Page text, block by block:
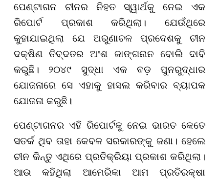
ପେଣ୍ଟାଗନ ଚୀନର ନିହତ ସ୍ୱାର୍ଥକୁ ନେଇ ଏକ
ରିପୋର୍ଟ ପ୍ରକାଶ କରିଥିଲା। ଯେଉଁଥିରେ
କୁହାଯାଇଥିଲା ଯେ ଅରୁଣାଚଳ ପ୍ରଦେଶକୁ ଚୀନ
ଦକ୍ଷିଣ ତିବ୍ଦତର ଅଂଶ ଜାଙ୍ଗନାନ ବୋଲି ଦାବି
କରୁଛି। ୨୦୪୯ ସୁଦ୍ଧା ଏକ ବଡ଼ ପୁନରୁଦ୍ଧାର
ଯୋଜନାରେ ସେ ଏହାକୁ ହାସଲ କରିବାର ବ୍ୟାପକ
ଯୋଜନା କରୁଛି।
ପେଣ୍ଟାଗନର ଏହି ରିପୋର୍ଟକୁ ନେଇ ଭାରତ କେତେ
ସତର୍କ ଥିବ ତାହା କେବଳ ସରକାରଙ୍କୁ ଜଣା। ହେଲେ
ଚୀନ କିନ୍ତୁ ଏଥିରେ ପ୍ରତିକ୍ରିୟା ପ୍ରକାଶ କରିଥିଲା।
ଆଉ କହିଥିଲା ଆମେରିକା ଆମ ପ୍ରତିରକ୍ଷା